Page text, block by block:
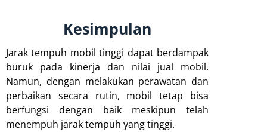
Kesimpulan
Jarak tempuh mobil tinggi dapat berdampak
buruk pada kinerja dan nilai jual mobil.
Namun, dengan melakukan perawatan dan
perbaikan secara rutin, mobil tetap bisa
berfungsi dengan baik meskipun telah
menempuh jarak tempuh yang tinggi.